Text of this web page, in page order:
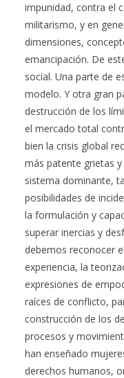
impunidad, contra el
militarismo, y en
dimensiones,
emancipación. De
social. Una parte de
modelo. Y otra gran
destrucción de los
el mercado total
bien la crisis global
más patente grietas
sistema dominante,
posibilidades de
la formulación y
superar inercias y
debemos reconocer
experiencia, la
expresiones de
raíces de conflicto,
construcción de los
procesos y
han enseñado
derechos humanos,